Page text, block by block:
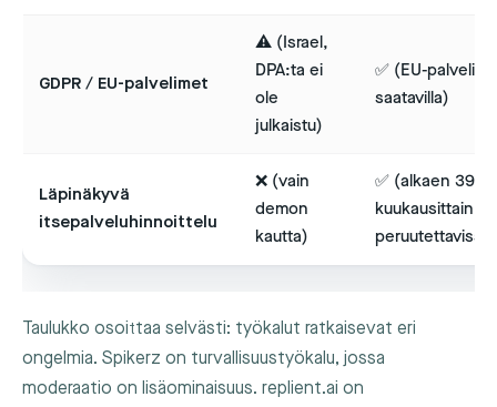
GDPR / EU-palvelimet
⚠️ (Israel,
DPA:ta ei
ole
julkaistu)
✅ (EU-palvelin,
saatavilla)
Läpinäkyvä
itsepalveluhinnoittelu
❌ (vain
demon
kautta)
✅ (alkaen 39
kuukausittain
peruutettavissa)
Taulukko osoittaa selvästi: työkalut ratkaisevat eri
ongelmia. Spikerz on turvallisuustyökalu, jossa
moderaatio on lisäominaisuus. replient.ai on